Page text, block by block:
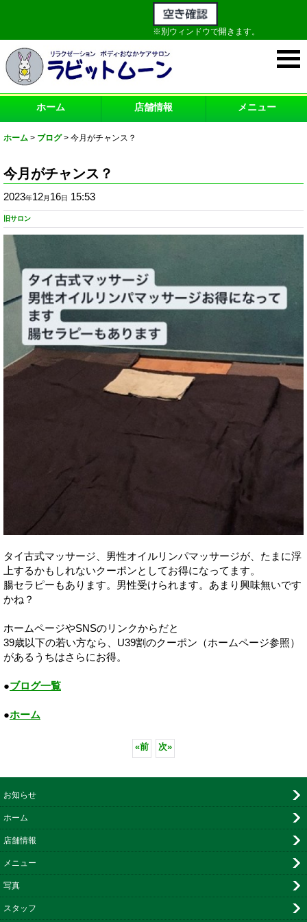
※別ウィンドウで開きます。
ホーム 店舗情報 メニュー
ホーム > ブログ > 今月がチャンス？
今月がチャンス？
2023年12月 16日 15:53
旧サロン
タイ古式マッサージ、男性オイルリンパマッサージが、たまに浮
上するかもしれないクーポンとしてお得になってます。
腸セラピーもあります。男性受けられます。あまり興味無いです
かね？
ホームページやSNSのリンクからだと
39歳以下の若い方なら、U39割のクーポン（ホームページ参照）
があるうちはさらにお得。
●ブログ一覧
●ホーム
«前 次»
お知らせ
ホーム
店舗情報
メニュー
写真
スタッフ